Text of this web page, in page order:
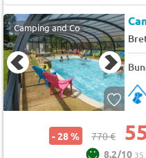
Camping and Co
- 28 % 770 €
8.2/10 35